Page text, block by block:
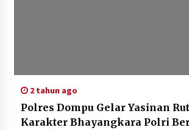
2 tahun ago
Polres Dompu Gelar Yasinan
Karakter Bhayangkara Polri